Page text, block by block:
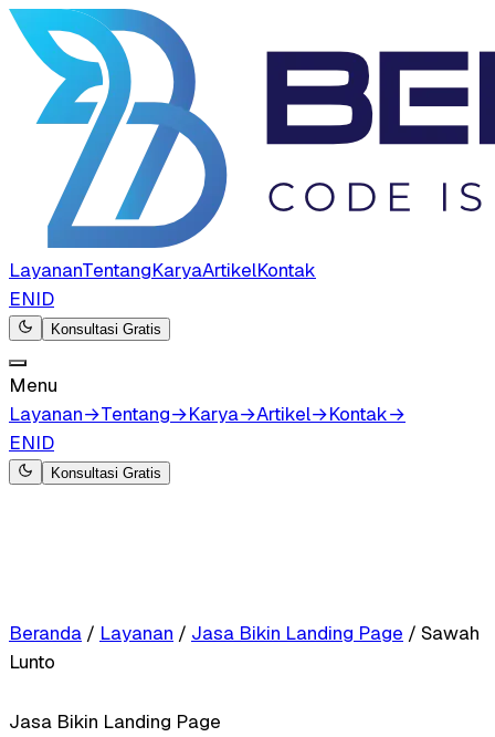
LayananTentangKaryaArtikelKontak
ENID
Konsultasi Gratis
Menu
Layanan→Tentang→Karya→Artikel→Kontak→
ENID
Konsultasi Gratis
Beranda / Layanan / Jasa Bikin Landing Page / Sawah
Lunto
Jasa Bikin Landing Page